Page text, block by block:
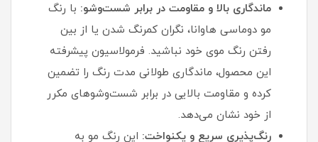
ماندگاری بالا و مقاومت در برابر شست‌وشو: با رنگ
مو دوماسی هاوانا، نگران کمرنگ شدن یا از بین
رفتن رنگ موی خود نباشید. فرمولاسیون پیشرفته
این محصول، ماندگاری طولانی‌ مدت رنگ را تضمین
کرده و مقاومت بالایی در برابر شست‌وشوهای مکرر
از خود نشان می‌دهد.
رنگ‌پذیری سریع و یکنواخت: این رنگ مو به